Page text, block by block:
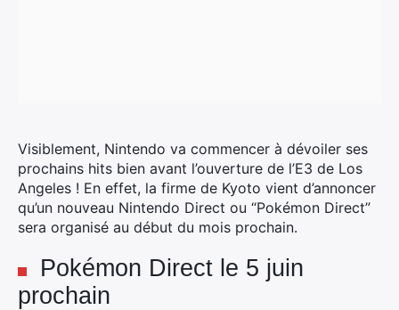
Visiblement, Nintendo va commencer à dévoiler ses
prochains hits bien avant l’ouverture de l’E3 de Los
Angeles ! En effet, la firme de Kyoto vient d’annoncer
qu’un nouveau Nintendo Direct ou “Pokémon Direct”
sera organisé au début du mois prochain.
Pokémon Direct le 5 juin
prochain